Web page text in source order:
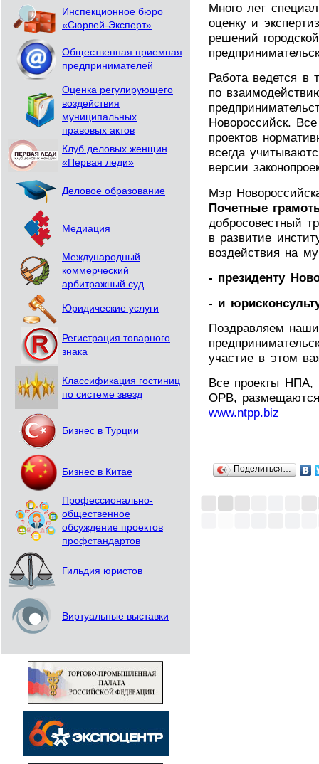
Инспекционное бюро
«Сюрвей-Эксперт»
Общественная приемная
предпринимателей
Оценка регулирующего
воздействия
муниципальных
правовых актов
Клуб деловых женщин
«Первая леди»
Деловое образование
Медиация
Международный
коммерческий
арбитражный суд
Юридические услуги
Регистрация товарного
знака
Классификация гостиниц
по системе звезд
Бизнес в Турции
Бизнес в Китае
Профессионально-
общественное
обсуждение проектов
профстандартов
Гильдия юристов
Виртуальные выставки
Много лет
оценку и
решений
Работа ведется в
по
Новороссийск.
проектов
всегда
версии
Мэр
Почетные
добросовестный
в развитие
воздействия на
- президенту
- и
Поздравляем
участие в этом
Все проекты НПА,
ОРВ,
www.ntpp.biz
Поделиться…